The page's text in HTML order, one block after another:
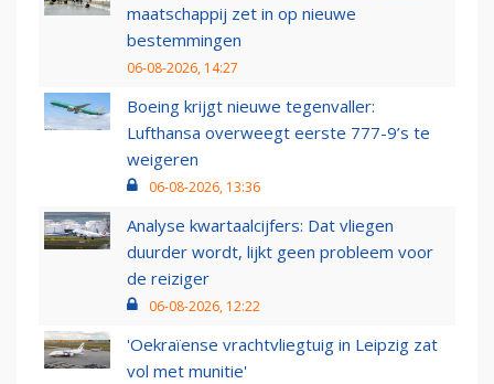
maatschappij zet in op nieuwe
bestemmingen
06-08-2026, 14:27
Boeing krijgt nieuwe tegenvaller:
Lufthansa overweegt eerste 777-9’s te
weigeren
06-08-2026, 13:36
Analyse kwartaalcijfers: Dat vliegen
duurder wordt, lijkt geen probleem voor
de reiziger
06-08-2026, 12:22
'Oekraïense vrachtvliegtuig in Leipzig zat
vol met munitie'